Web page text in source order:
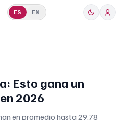
ES EN
Esto gana un
2026
en promedio hasta 29.78